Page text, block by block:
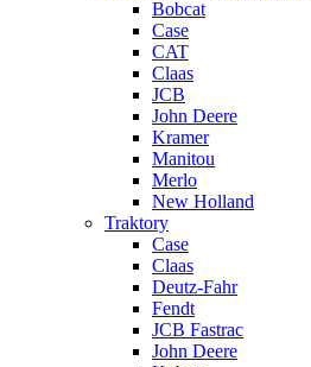
Bobcat
Case
CAT
Claas
JCB
John Deere
Kramer
Manitou
Merlo
New Holland
Traktory
Case
Claas
Deutz-Fahr
Fendt
JCB Fastrac
John Deere